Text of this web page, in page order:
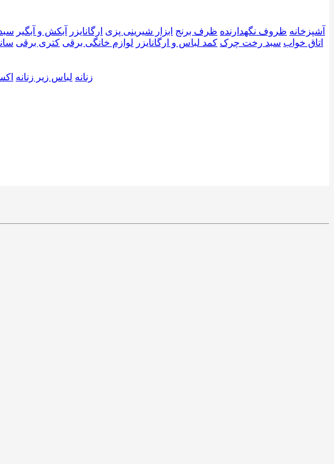
آشپزخانه ظروف نگهدارنده ظرف برنج ابزار شیرینی پزی ارگانایزر آبکش و آبگیر
اتاق خواب سبد رخت چرک کمد لباس و ارگانایزر لوازم خانگی برقی کتری برقی
زنانه لباس زیر زنانه